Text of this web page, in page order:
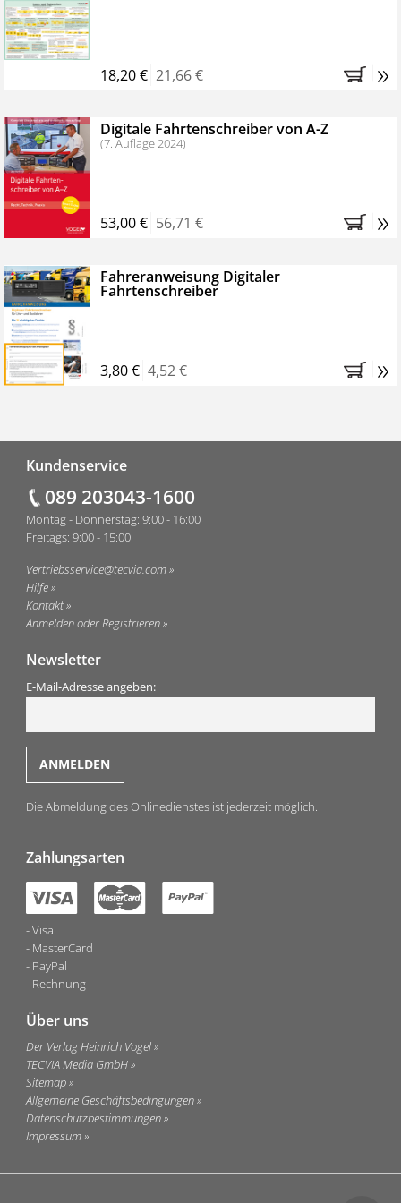
Bestellen Sie jetzt das VerkehrsRundschau Profipaket im
Kennenlern-Abo für zwei Monate (inkl. der derzeitig
Monaten brauchen Sie nichts weiter tun, das
Abonnement endet automatisch, es entstehen keine
weiteren Verpflichtungen.
18,20 € 21,66 € »
Digitale Fahrtenschreiber von A-Z
(7. Auflage 2024)
53,00 € 56,71 € »
Fahreranweisung Digitaler
Fahrtenschreiber
3,80 € 4,52 € »
Kundenservice
089 203043-1600
Montag - Donnerstag: 9:00 - 16:00
Freitags: 9:00 - 15:00
Vertriebsservice@tecvia.com
Hilfe
Kontakt
Anmelden oder Registrieren
Newsletter
E-Mail-Adresse angeben:
Die Abmeldung des Onlinedienstes ist jederzeit möglich.
Zahlungsarten
Visa
MasterCard
PayPal
Rechnung
Über uns
Der Verlag Heinrich Vogel
TECVIA Media GmbH
Sitemap
Allgemeine Geschäftsbedingungen
Datenschutzbestimmungen
Impressum